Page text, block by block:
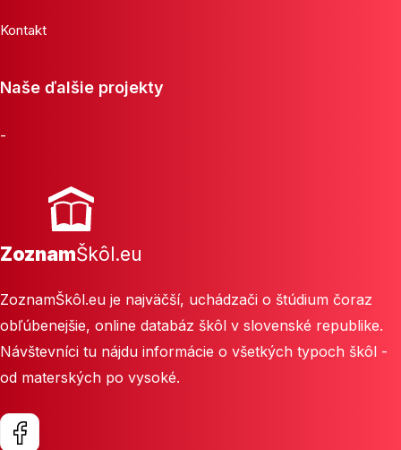
Kontakt
Naše ďalšie projekty
-
ZoznamŠkôl.eu
ZoznamŠkôl.eu je najväčší, uchádzači o štúdium čoraz
obľúbenejšie, online databáz škôl v slovenské republike.
Návštevníci tu nájdu informácie o všetkých typoch škôl -
od materských po vysoké.